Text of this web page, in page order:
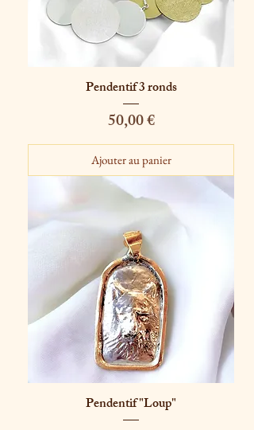
Pendentif 3 ronds
Prix
50,00 €
Ajouter au panier
Pendentif "Loup"